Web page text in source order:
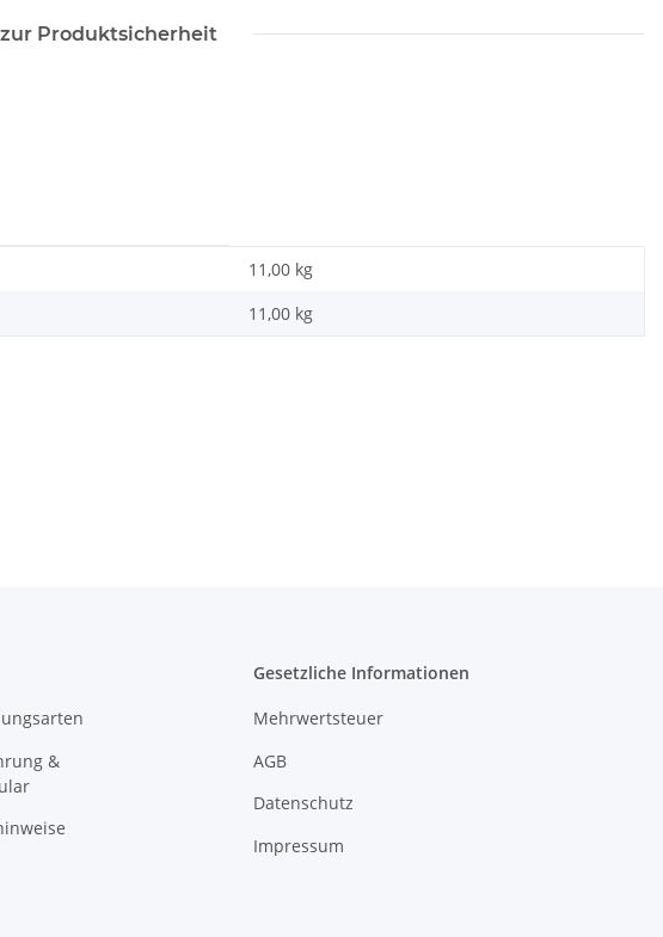
Produktsicherheit
11,00 kg
11,00 kg
&
Gesetzliche Informationen
Mehrwertsteuer
AGB
Datenschutz
Impressum